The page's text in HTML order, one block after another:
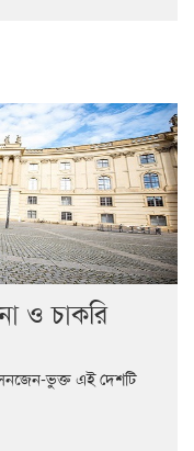
ও চাকরি
ভুক্ত এই দেশটি